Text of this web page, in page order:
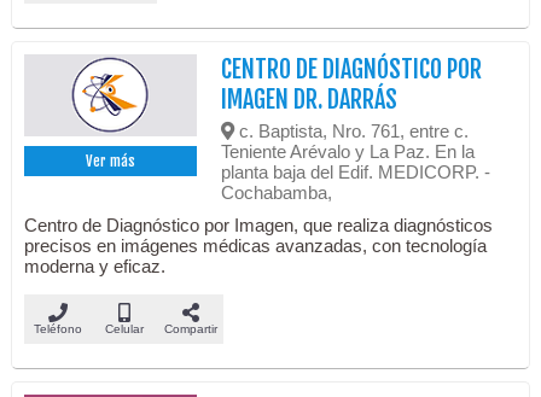
Ver más
CENTRO DE DIAGNÓSTICO POR
IMAGEN DR. DARRÁS
c. Baptista, Nro. 761, entre c.
Teniente Arévalo y La Paz. En la
planta baja del Edif. MEDICORP. -
Cochabamba,
Centro de Diagnóstico por Imagen, que realiza diagnósticos
precisos en imágenes médicas avanzadas, con tecnología
moderna y eficaz.
Teléfono Celular Compartir